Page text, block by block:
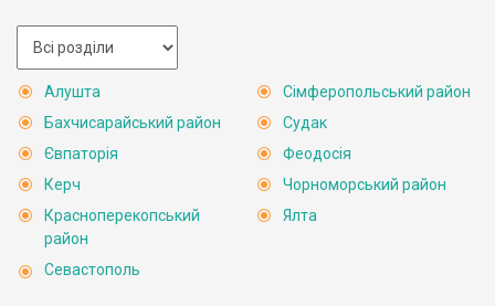
Алушта
Бахчисарайський район
Євпаторія
Керч
Красноперекопський
район
Севастополь
Сімферопольський район
Судак
Феодосія
Чорноморський район
Ялта